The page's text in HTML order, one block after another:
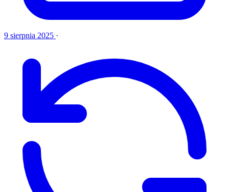
9 sierpnia 2025 ·